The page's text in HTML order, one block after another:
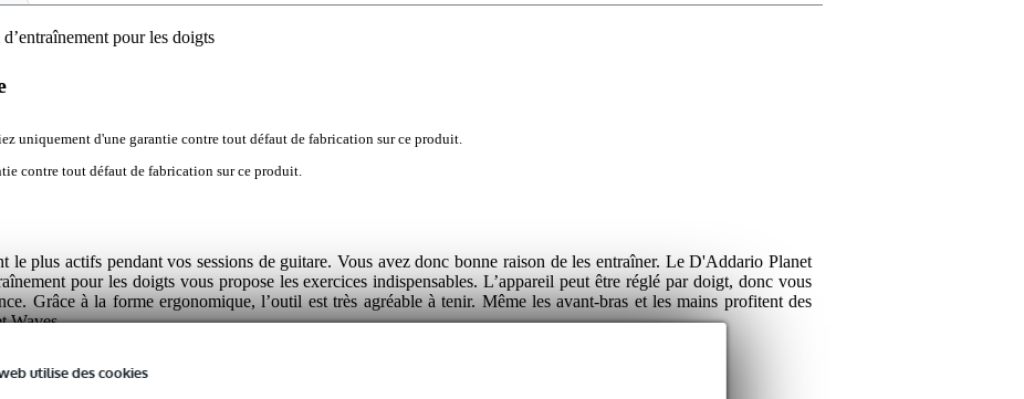
utilise des cookies
pour les doigts
uniquement d'une garantie contre tout défaut de fabrication sur ce produit.
contre tout défaut de fabrication sur ce produit.
le plus actifs pendant vos sessions de guitare. Vous avez donc bonne raison de les entraîner. Le D'Addario Planet
pour les doigts vous propose les exercices indispensables. L’appareil peut être réglé par doigt, donc vous
Grâce à la forme ergonomique, l’outil est très agréable à tenir. Même les avant-bras et les mains profitent des
Waves.